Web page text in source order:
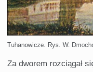
Tuhanowicze. Rys. W.
Za dworem rozciągał